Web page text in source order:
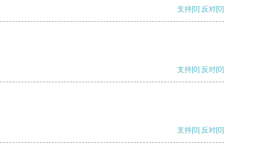
支持[0] 反对[0]
支持[0] 反对[0]
支持[0] 反对[0]